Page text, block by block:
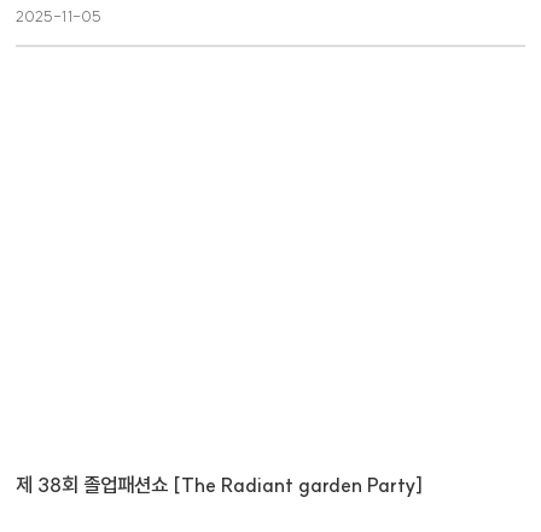
2025-11-05
제 38회 졸업패션쇼 [The Radiant garden Party]